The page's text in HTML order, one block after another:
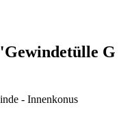
G
- Innenkonus